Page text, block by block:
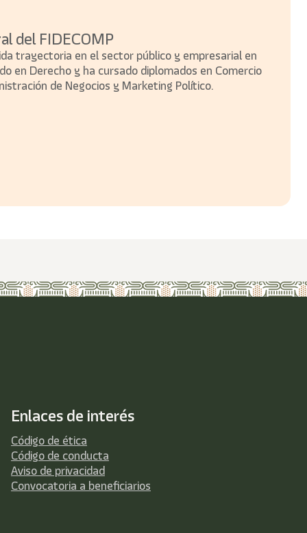
del FIDECOMP
trayectoria en el sector público y empresarial en
en Derecho y ha cursado diplomados en Comercio
de Negocios y Marketing Político.
Enlaces de interés
Código de ética
Código de conducta
Aviso de privacidad
Convocatoria a beneficiarios